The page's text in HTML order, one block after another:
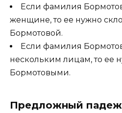
Если фамилия
женщине, то ее нужно
Бормотовой.
Если фамилия
нескольким лицам, то ее
Бормотовыми.
Предложный